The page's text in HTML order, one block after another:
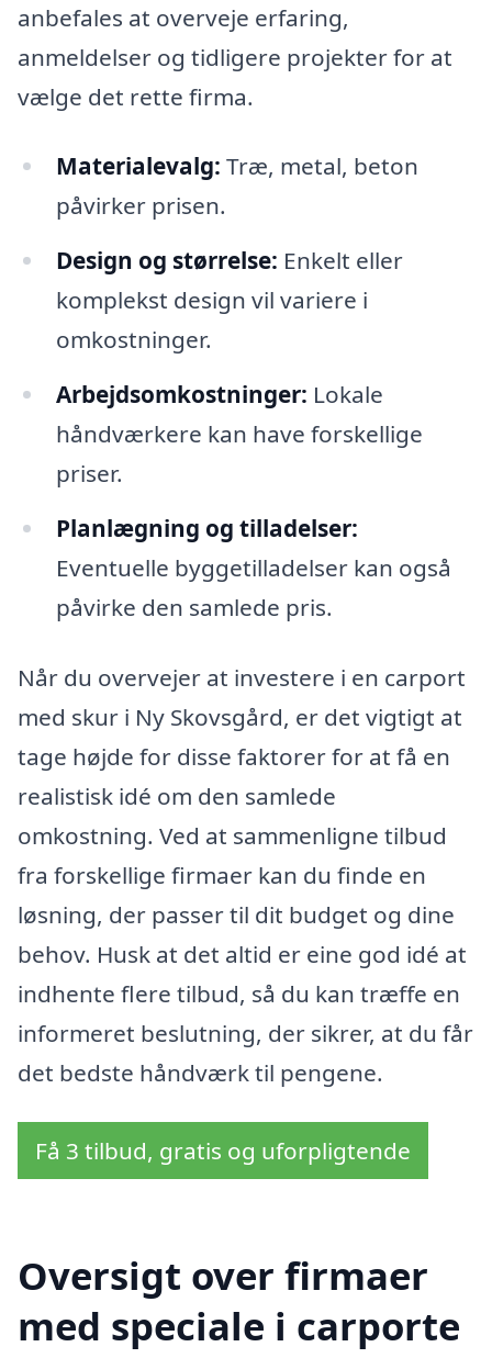
anbefales at overveje erfaring,
anmeldelser og tidligere projekter for at
vælge det rette firma.
Materialevalg: Træ, metal, beton
påvirker prisen.
Design og størrelse: Enkelt eller
komplekst design vil variere i
omkostninger.
Arbejdsomkostninger: Lokale
håndværkere kan have forskellige
priser.
Planlægning og tilladelser:
Eventuelle byggetilladelser kan også
påvirke den samlede pris.
Når du overvejer at investere i en carport
med skur i Ny Skovsgård, er det vigtigt at
tage højde for disse faktorer for at få en
realistisk idé om den samlede
omkostning. Ved at sammenligne tilbud
fra forskellige firmaer kan du finde en
løsning, der passer til dit budget og dine
behov. Husk at det altid er eine god idé at
indhente flere tilbud, så du kan træffe en
informeret beslutning, der sikrer, at du får
det bedste håndværk til pengene.
Få 3 tilbud, gratis og uforpligtende
Oversigt over firmaer
med speciale i carporte